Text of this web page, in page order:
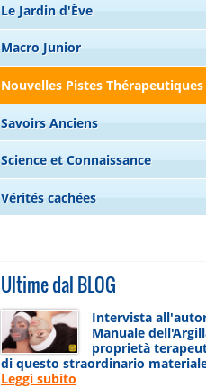
Le Jardin d'Ève
Macro Junior
Nouvelles Pistes Thérapeutiques
Savoirs Anciens
Science et Connaissance
Vérités cachées
Ultime dal BLOG
Intervista
Manuale
proprietà
di questo straordinario
Leggi subito